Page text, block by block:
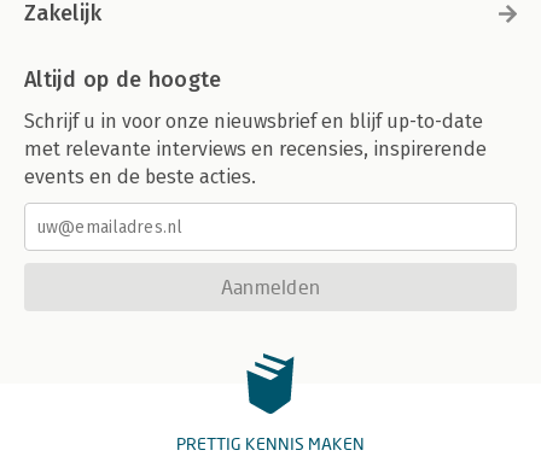
Zakelijk
Altijd op de hoogte
Schrijf u in voor onze nieuwsbrief en blijf up-to-date
met relevante interviews en recensies, inspirerende
events en de beste acties.
Aanmelden
PRETTIG KENNIS MAKEN